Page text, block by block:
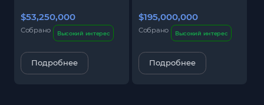
$53,250,000
Собрано Высокий интерес
Подробнее
$195,000,000
Собрано Высокий интерес
Подробнее